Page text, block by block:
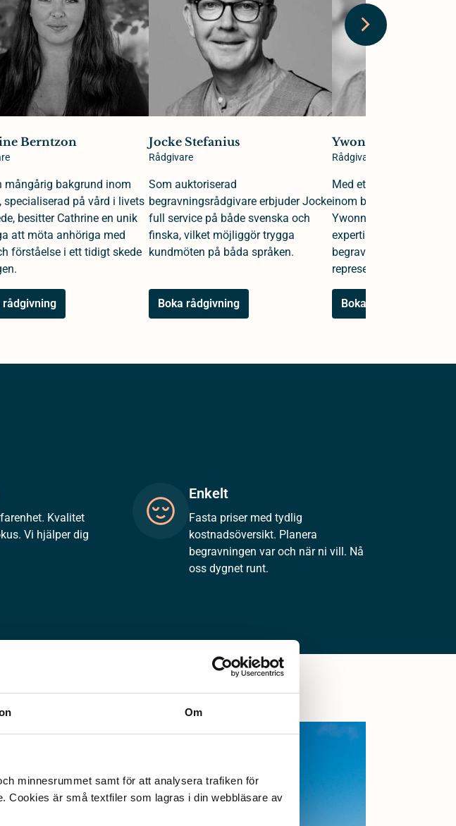
Om
minnesrummet samt för att analysera trafiken för
Cookies är små textfiler som lagras i din webbläsare av
Berntzon
mångårig bakgrund inom
specialiserad på vård i livets
besitter Cathrine en unik
att möta anhöriga med
förståelse i ett tidigt skede
rådgivning
Jocke Stefanius
Rådgivare
Som auktoriserad
begravningsrådgivare erbjuder Jocke
full service på både svenska och
finska, vilket möjliggör trygga
kundmöten på båda språken.
Boka rådgivning
Ywonne Gullsby
Rådgivare
Med ett kvarts sekel av
inom
Ywonne en djup och
expertis i rollerna som
begravningsrådgivare
representant.
Boka rådgivning
Kvalitet
Vi hjälper dig
Enkelt
Fasta priser med tydlig
kostnadsöversikt. Planera
begravningen var och när ni vill. Nå
oss dygnet runt.